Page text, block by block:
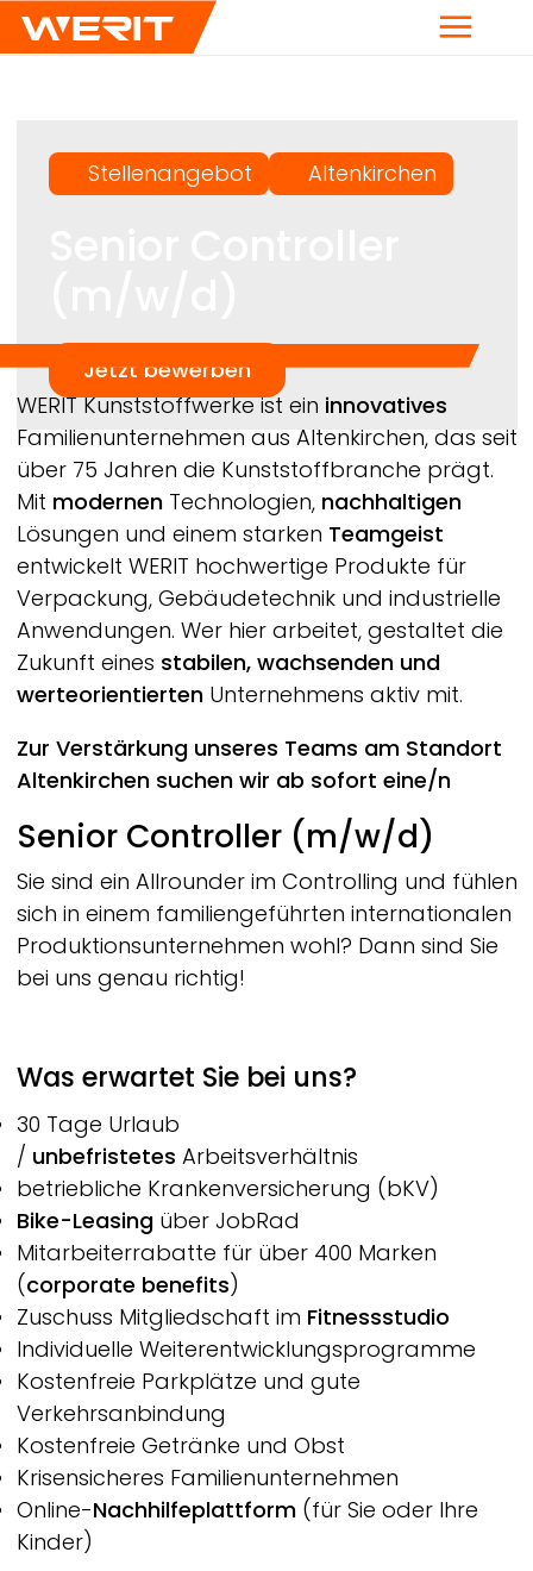
Menü
Stellenangebot Altenkirchen
Jetzt bewerben
Breadcrumb
WERITKunststoffwerke ist ein innovatives
Familienunternehmen aus Altenkirchen, das seit
über 75 Jahren die Kunststoffbranche prägt.
Mit modernenTechnologien, nachhaltigen
Lösungen und einem starken Teamgeist
entwickelt WERIT hochwertige Produkte für
Verpackung, Gebäudetechnik und industrielle
Anwendungen. Wer hier arbeitet, gestaltet die
Zukunft eines stabilen, wachsenden und
werteorientierten Unternehmens aktiv mit.
Zur Verstärkung unseres Teams am Standort
Altenkirchen suchen wir ab sofort eine/n
Senior Controller (m/w/d)
Sie sind ein Allrounder im Controlling und fühlen
sich in einem familiengeführten internationalen
Produktionsunternehmen wohl? Dann sind Sie
bei uns genau richtig!
Was erwartet Sie bei uns?
30 Tage Urlaub
/ unbefristetes Arbeitsverhältnis
betriebliche Krankenversicherung (bKV)
Bike-Leasingüber JobRad
Mitarbeiterrabatte für über 400 Marken
(corporate benefits)
Zuschuss Mitgliedschaft im Fitnessstudio
Individuelle Weiterentwicklungsprogramme
Kostenfreie Parkplätze und gute
Verkehrsanbindung
Kostenfreie Getränke und Obst
Krisensicheres Familienunternehmen
Online-Nachhilfeplattform(für Sie oder Ihre
Kinder)